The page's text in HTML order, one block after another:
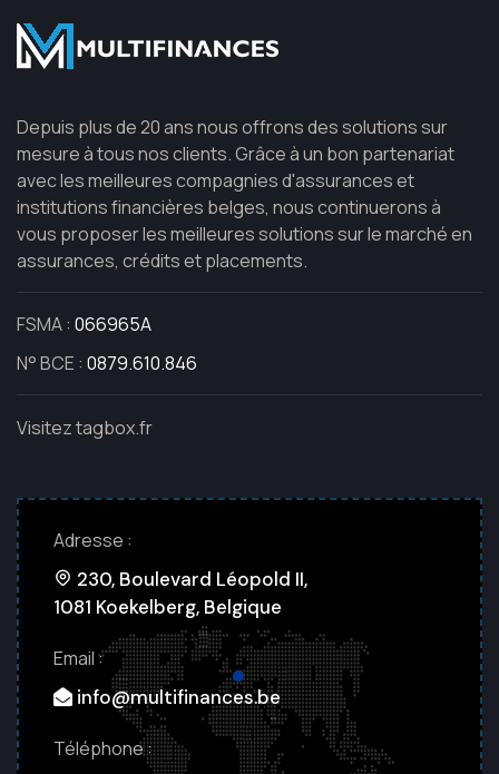
Depuis plus de 20 ans nous offrons des solutions sur
mesure à tous nos clients. Grâce à un bon partenariat
avec les meilleures compagnies d'assurances et
institutions financières belges, nous continuerons à
vous proposer les meilleures solutions sur le marché en
assurances, crédits et placements.
FSMA : 066965A
N° BCE : 0879.610.846
Visitez tagbox.fr
Adresse :
230, Boulevard Léopold II,
1081 Koekelberg, Belgique
Email :
info@multifinances.be
Téléphone :